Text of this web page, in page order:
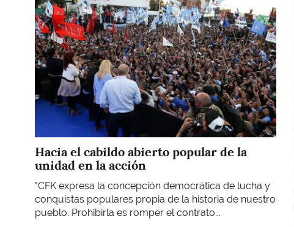
Hacia el cabildo abierto popular de la
unidad en la acción
"CFK expresa la concepción democrática de lucha y
conquistas populares propia de la historia de nuestro
pueblo. Prohibirla es romper el contrato...